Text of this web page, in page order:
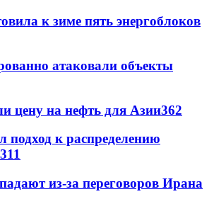
к зиме пять энергоблоков
атаковали объекты
цену на нефть для Азии362
подход к распределению
311
из-за переговоров Ирана